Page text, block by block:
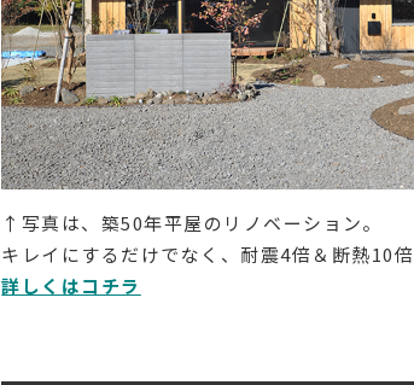
↑写真は、築50年平屋のリノベーション。
キレイにするだけでなく、耐震4倍＆断熱10
詳しくはコチラ